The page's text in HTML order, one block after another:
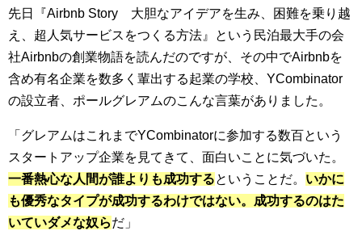
先日『Airbnb Story 大胆なアイデアを生み、困難を乗り越
え、超人気サービスをつくる方法』という民泊最大手の会
社Airbnbの創業物語を読んだのですが、その中でAirbnbを
含め有名企業を数多く輩出する起業の学校、YCombinator
の設立者、ポールグレアムのこんな言葉がありました。
「グレアムはこれまでYCombinatorに参加する数百という
スタートアップ企業を見てきて、面白いことに気づいた。
一番熱心な人間が誰よりも成功するということだ。 いかに
も優秀なタイプが成功するわけではない。成功するのはた
いていダメな奴らだ」